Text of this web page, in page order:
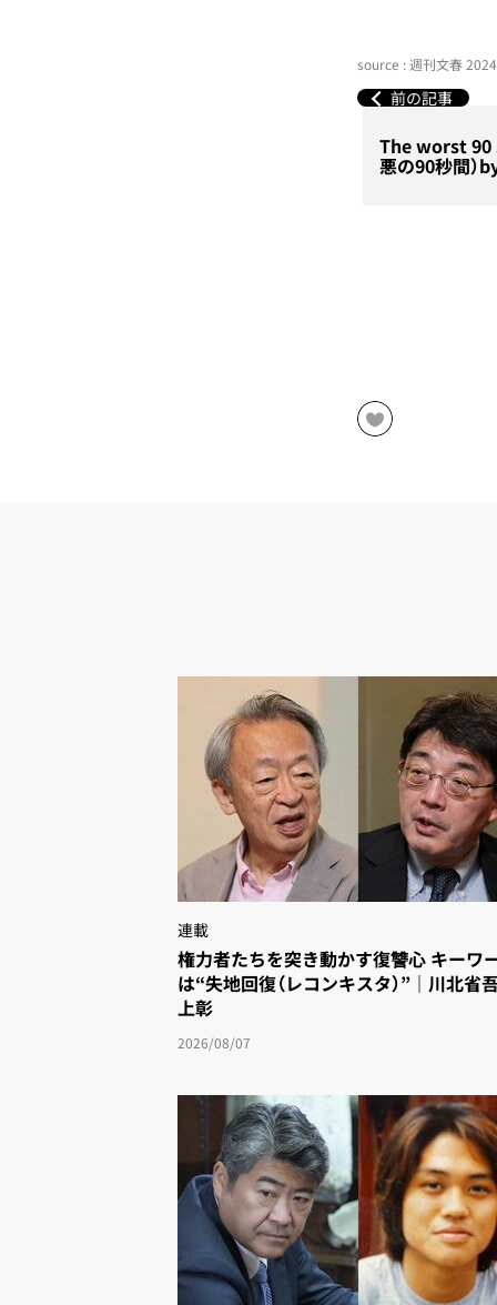
source : 週刊文春
前の記事
The worst 90
悪の90秒間）
連載
権力者たちを突き動かす復讐心 キーワ
は“失地回復（レコンキスタ）”｜川北省
上彰
2026/08/07